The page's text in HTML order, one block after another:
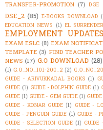
TRANSFER-PROMOTION (7) DGE
DSE_2 (85) E-BOOKS DOWNLOAD
EDUCATION NEWS (1) EL SURRENDER
EMPLOYMENT UPDATES
EXAM ESLC (8) EXAM
TEMPLATE (3) FIND TEACHER
NEWS (17) G.O DOWNLOAD (28)
(1) G.O_NO_101-200_2 (2)
GUIDE - ARIVUKKADAL BOOKS (1)
GUIDE (1) GUIDE - DOLPHIN GUIDE (1)
GUIDE (1) GUIDE - GEM GUIDE (1)
GUIDE - KONAR GUIDE (1) GUIDE -
GUIDE - PENGUIN GUIDE (1) GUIDE -
GUIDE - SELECTION GUIDE (1) GUIDE